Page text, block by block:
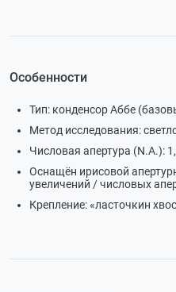
Особенности
Тип: конденсор Аббе
Метод исследования:
Числовая апертура (N.A.):
Оснащён ирисовой
увеличений / числовых
Крепление: «ласточкин